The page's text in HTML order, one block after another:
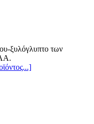
ξυλόγλυπτο των